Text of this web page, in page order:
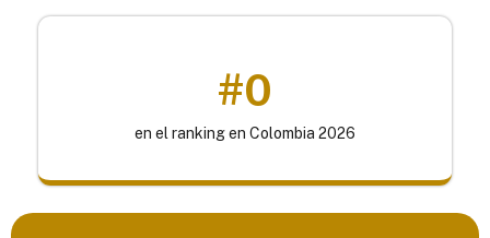
#0
en el ranking en Colombia 2026